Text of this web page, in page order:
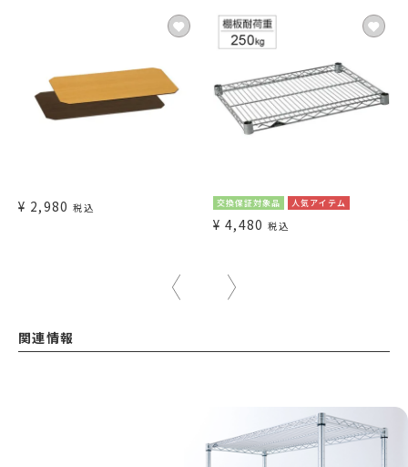
¥ 2,980 税込 交換保証対象品 人気アイテム
¥ 4,480 税込
関連情報